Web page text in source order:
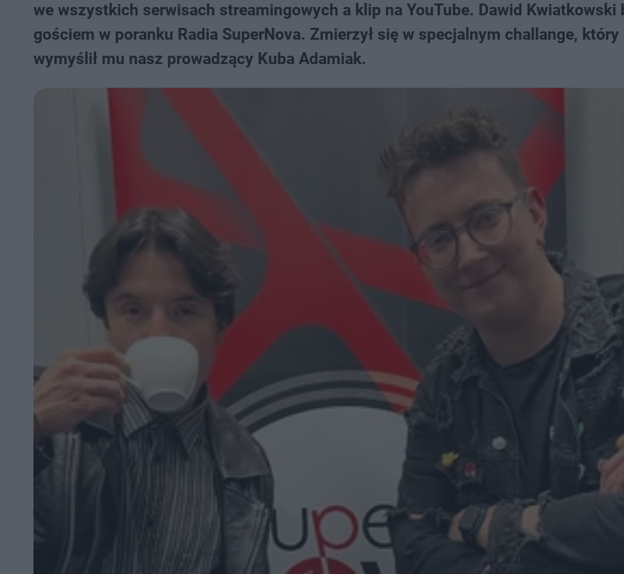
we wszystkich serwisach streamingowych a klip na YouTube. Dawid Kwiatkowski
gościem w poranku Radia SuperNova. Zmierzył się w specjalnym challange, który
wymyślił mu nasz prowadzący Kuba Adamiak.